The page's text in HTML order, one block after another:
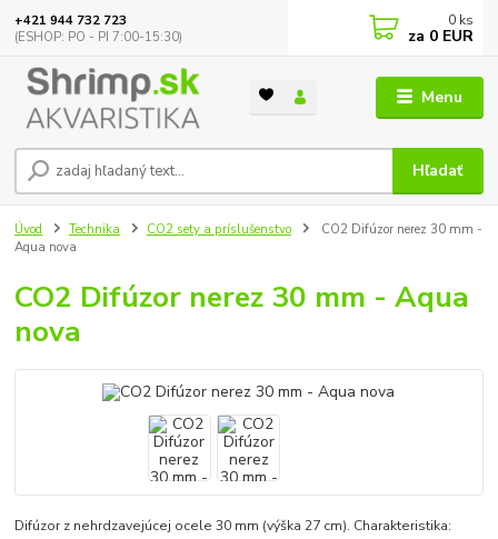
Menu
Hľadať
+421 944 732 723
(ESHOP: PO - PI 7:00-15:30)
0 ks
za 0 EUR
Úvod Technika CO2 sety a príslušenstvo
CO2 Difúzor nerez 30 mm -
Aqua nova
CO2 Difúzor nerez 30 mm - Aqua
nova
Difúzor z nehrdzavejúcej ocele 30 mm (výška 27 cm). Charakteristika: